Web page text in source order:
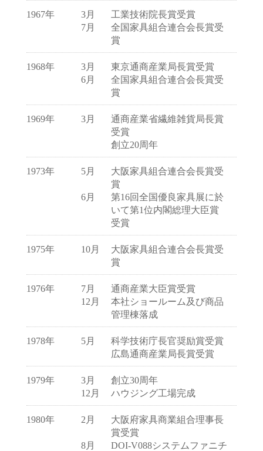
1967年 3月
工業技術院長賞受賞
7月
全国家具組合連合会長賞受
賞
1968年 3月
東京通商産業局長賞受賞
6月
全国家具組合連合会長賞受
賞
1969年 3月
通商産業省繊維雑貨局長賞
受賞
創立20周年
1973年 5月
大阪家具組合連合会長賞受
賞
6月
第16回全国優良家具展に於
いて第1位内閣総理大臣賞
受賞
1975年 10月
大阪家具組合連合会長賞受
賞
1976年 7月
通商産業大臣賞受賞
12月
本社ショールーム及び商品
管理棟落成
1978年 5月
科学技術庁長官奨励賞受賞
広島通商産業局長賞受賞
1979年 3月
創立30周年
12月
ハウジング工場完成
1980年 2月
大阪府家具商業組合理事長
賞受賞
8月
DOI-V088システムファニチ